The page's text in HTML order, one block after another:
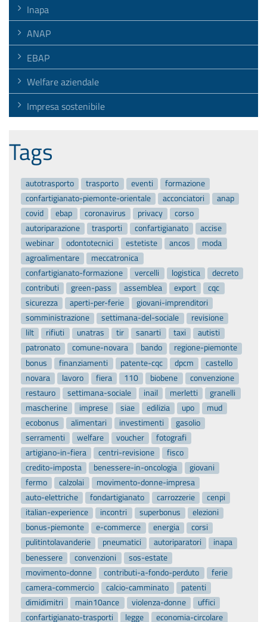
Inapa
ANAP
EBAP
Welfare aziendale
Impresa sostenibile
Tags
autotrasporto trasporto eventi
formazione
confartigianato-piemonte-orientale
acconciatori
anap
covid
ebap coronavirus privacy
corso
autoriparazione
trasporti confartigianato
accise
webinar
odontotecnici estetiste ancos
moda
agroalimentare
meccatronica
confartigianato-formazione
vercelli logistica
decreto
contributi
green-pass assemblea export
cqc
sicurezza
aperti-per-ferie
giovani-imprenditori
somministrazione
settimana-del-sociale
revisione
lilt
rifiuti unatras tir sanarti taxi
autisti
patronato
comune-novara bando
regione-piemonte
bonus
finanziamenti patente-cqc dpcm
castello
novara
lavoro fiera 110 biobene
convenzione
restauro
settimana-sociale inail merletti
granelli
mascherine
imprese siae edilizia upo
mud
ecobonus
alimentari investimenti
gasolio
serramenti
welfare voucher
fotografi
artigiano-in-fiera
centri-revisione
fisco
credito-imposta
benessere-in-oncologia
giovani
fermo
calzolai
movimento-donne-impresa
auto-elettriche
fondartigianato carrozzerie
cenpi
italian-experience
incontri superbonus
elezioni
bonus-piemonte
e-commerce energia
corsi
pulitintolavanderie
pneumatici autoriparatori
inapa
benessere
convenzioni
sos-estate
movimento-donne
contributi-a-fondo-perduto
ferie
camera-commercio
calcio-camminato
patenti
dimidimitri
main10ance violenza-donne
uffici
confartigianato-trasporti
legge economia-circolare